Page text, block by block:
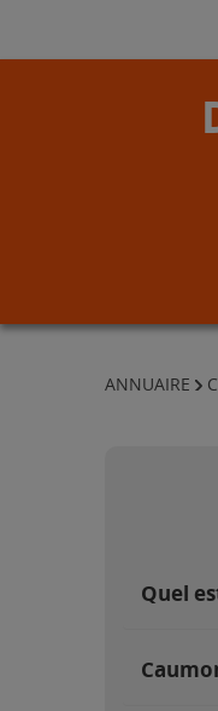
ANNUAIRE
Quel